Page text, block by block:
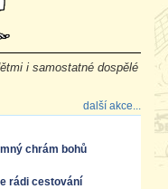
i samostatné dospělé
další akce...
chrám bohů
rádi cestování